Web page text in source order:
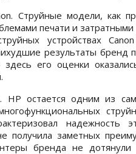
Струйные модели, как
печати и
устройствах
результаты бренд
его оценки
остается одним из
надежность
получила заметных
бренда не дотянули